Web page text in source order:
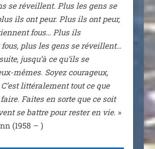
se réveillent. Plus les gens se
ils ont peur. Plus ils ont peur,
fous… Plus ils
plus les gens se réveillent…
jus­qu’à ce qu’ils se
mêmes. Soyez cou­ra­geux,
lit­té­ra­le­ment tout ce que
Faites en sorte que ce soit
se battre pour res­ter en vie. »
(1958 – )